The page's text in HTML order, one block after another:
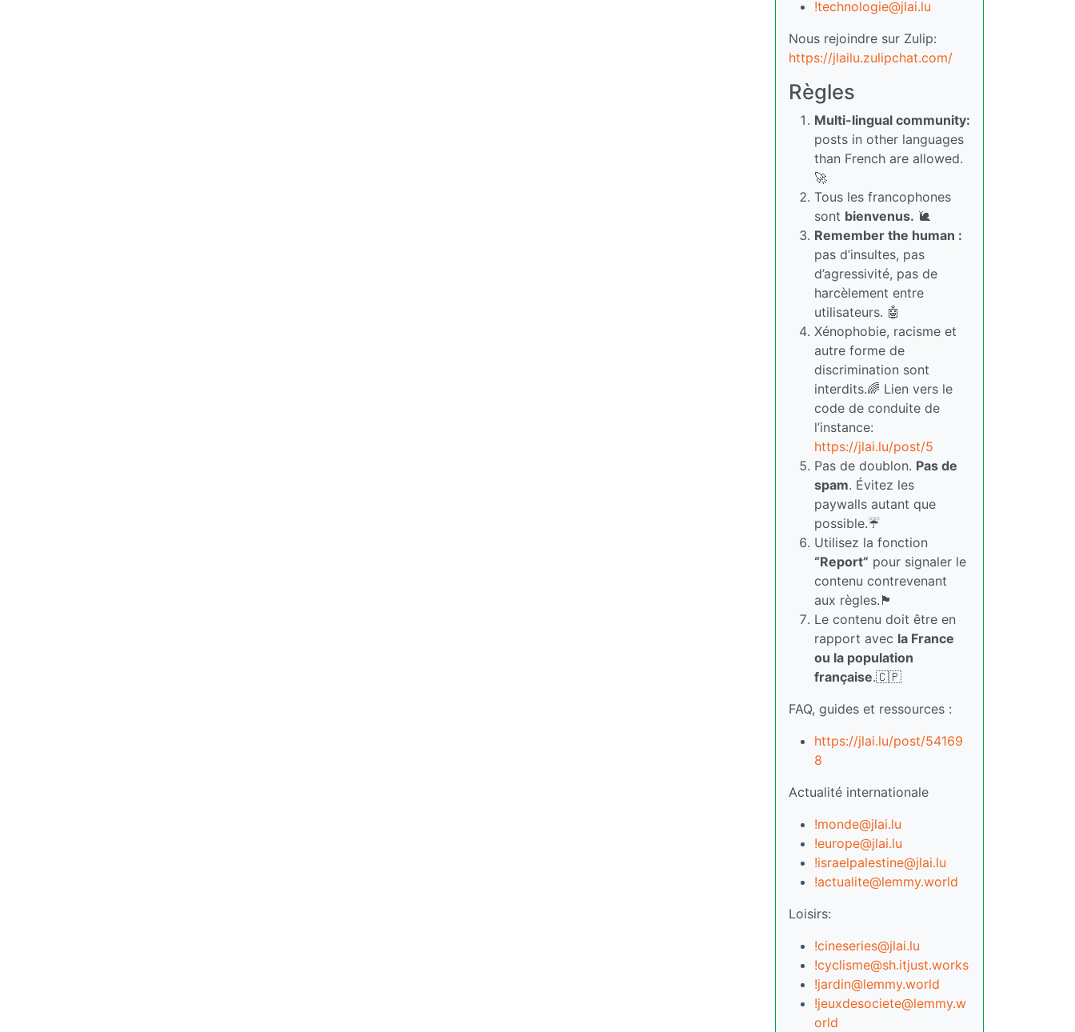
!technologie@jlai.lu
Nous rejoindre sur Zulip:
https://jlailu.zulipchat.com/
Règles
Multi-lingual community:
posts in other languages
than French are allowed.
🚀
Tous les francophones
sont bienvenus. 🐌
Remember the human :
pas d’insultes, pas
d’agressivité, pas de
harcèlement entre
utilisateurs. 🤖
Xénophobie, racisme et
autre forme de
discrimination sont
interdits.🌈 Lien vers le
code de conduite de
l’instance:
https://jlai.lu/post/5
Pas de doublon. Pas de
spam. Évitez les
paywalls autant que
possible.☔
Utilisez la fonction
“Report” pour signaler le
contenu contrevenant
aux règles.🏴
Le contenu doit être en
rapport avec la France
ou la population
française.🇨🇵
FAQ, guides et ressources :
https://jlai.lu/post/54169
8
Actualité internationale
!monde@jlai.lu
!europe@jlai.lu
!israelpalestine@jlai.lu
!actualite@lemmy.world
Loisirs:
!cineseries@jlai.lu
!cyclisme@sh.itjust.works
!jardin@lemmy.world
!jeuxdesociete@lemmy.w
orld